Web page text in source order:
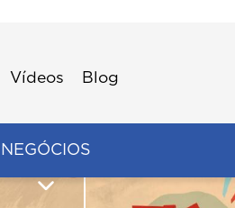
Vídeos Blog
NEGÓCIOS